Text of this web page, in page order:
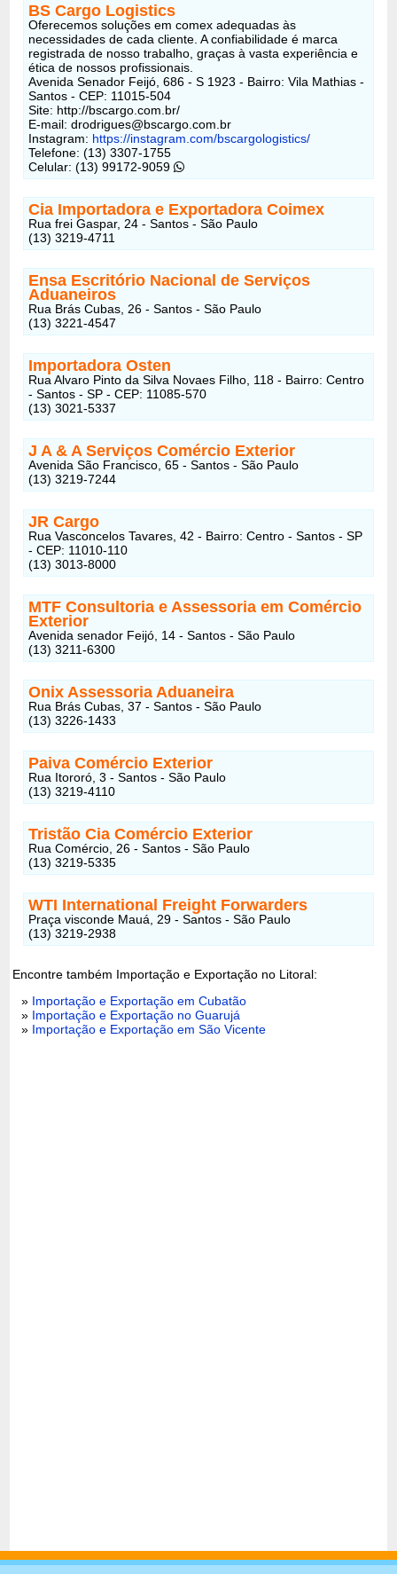
BS Cargo Logistics
Oferecemos soluções em comex adequadas às
necessidades de cada cliente. A confiabilidade é marca
registrada de nosso trabalho, graças à vasta experiência e
ética de nossos profissionais.
Avenida Senador Feijó, 686 - S 1923 - Bairro: Vila Mathias -
Santos - CEP: 11015-504
Site: http://bscargo.com.br/
E-mail: drodrigues@bscargo.com.br
Instagram: https://instagram.com/bscargologistics/
Telefone: (13) 3307-1755
Celular: (13) 99172-9059
Cia Importadora e Exportadora Coimex
Rua frei Gaspar, 24 - Santos - São Paulo
(13) 3219-4711
Ensa Escritório Nacional de Serviços
Aduaneiros
Rua Brás Cubas, 26 - Santos - São Paulo
(13) 3221-4547
Importadora Osten
Rua Alvaro Pinto da Silva Novaes Filho, 118 - Bairro: Centro
- Santos - SP - CEP: 11085-570
(13) 3021-5337
J A & A Serviços Comércio Exterior
Avenida São Francisco, 65 - Santos - São Paulo
(13) 3219-7244
JR Cargo
Rua Vasconcelos Tavares, 42 - Bairro: Centro - Santos - SP
- CEP: 11010-110
(13) 3013-8000
MTF Consultoria e Assessoria em Comércio
Exterior
Avenida senador Feijó, 14 - Santos - São Paulo
(13) 3211-6300
Onix Assessoria Aduaneira
Rua Brás Cubas, 37 - Santos - São Paulo
(13) 3226-1433
Paiva Comércio Exterior
Rua Itororó, 3 - Santos - São Paulo
(13) 3219-4110
Tristão Cia Comércio Exterior
Rua Comércio, 26 - Santos - São Paulo
(13) 3219-5335
WTI International Freight Forwarders
Praça visconde Mauá, 29 - Santos - São Paulo
(13) 3219-2938
Encontre também Importação e Exportação no Litoral:
» Importação e Exportação em Cubatão
» Importação e Exportação no Guarujá
» Importação e Exportação em São Vicente